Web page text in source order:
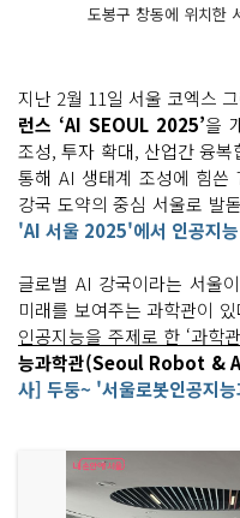
도봉구 창동에 위치한
지난 2월 11일 서울 코엑스
런스 ‘AI SEOUL 2025’을
조성, 투자 확대, 산업간 융
통해 AI 생태계 조성에 힘쓴
강국 도약의 중심 서울로 발
'AI 서울 2025'에서 인공지
글로벌 AI 강국이라는 서울
미래를 보여주는 과학관이
인공지능을 주제로 한 ‘과학관
능과학관(Seoul Robot &
사] 두둥~ '서울로봇인공지